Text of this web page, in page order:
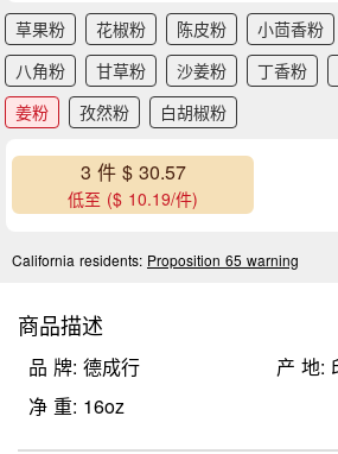
草果粉 花椒粉 陈皮粉 小茴香粉
八角粉
甘草粉 沙姜粉 丁香粉
姜粉
孜然粉 白胡椒粉
3 件 $ 30.57
低至 ($ 10.19/件)
California residents: Proposition 65 warning
商品描述
品 牌: 德成行
产 地:
净 重: 16oz